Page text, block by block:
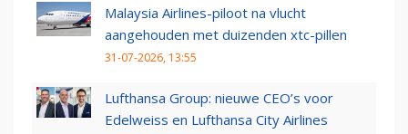
Malaysia Airlines-piloot na vlucht
aangehouden met duizenden xtc-pillen
31-07-2026, 13:55
Lufthansa Group: nieuwe CEO’s voor
Edelweiss en Lufthansa City Airlines